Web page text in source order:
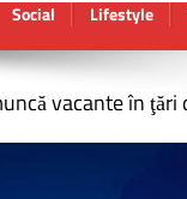
Social Lifestyle
vacante în